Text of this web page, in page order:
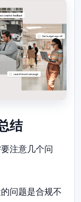
结
注意几个问
问题是合规不